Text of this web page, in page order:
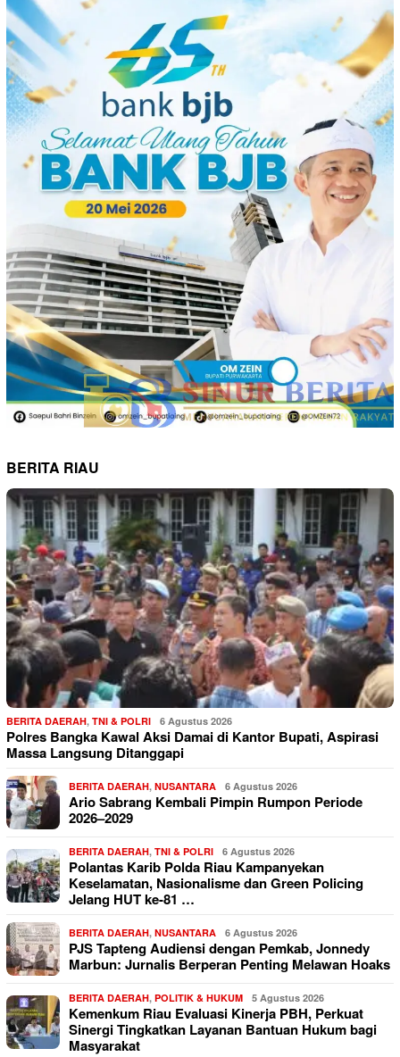
BERITA RIAU
BERITA DAERAH, TNI & POLRI 6 Agustus 2026
Polres Bangka Kawal Aksi Damai di Kantor Bupati, Aspirasi
Massa Langsung Ditanggapi
BERITA DAERAH, NUSANTARA 6 Agustus 2026
Ario Sabrang Kembali Pimpin Rumpon Periode
2026–2029
BERITA DAERAH, TNI & POLRI 6 Agustus 2026
Polantas Karib Polda Riau Kampanyekan
Keselamatan, Nasionalisme dan Green Policing
Jelang HUT ke-81 …
BERITA DAERAH, NUSANTARA 6 Agustus 2026
PJS Tapteng Audiensi dengan Pemkab, Jonnedy
Marbun: Jurnalis Berperan Penting Melawan Hoaks
BERITA DAERAH, POLITIK & HUKUM 5 Agustus 2026
Kemenkum Riau Evaluasi Kinerja PBH, Perkuat
Sinergi Tingkatkan Layanan Bantuan Hukum bagi
Masyarakat